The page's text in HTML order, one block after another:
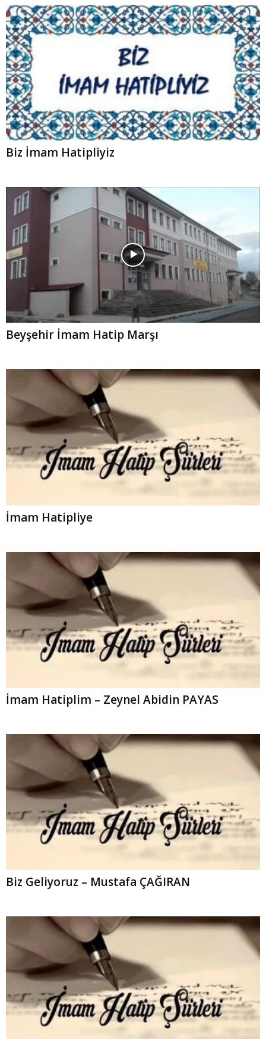
Biz İmam Hatipliyiz
Beyşehir İmam Hatip Marşı
İmam Hatipliye
İmam Hatiplim – Zeynel Abidin PAYAS
Biz Geliyoruz – Mustafa ÇAĞIRAN